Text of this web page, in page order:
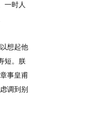
一时人
想起他
短。朕
事皇甫
调到别